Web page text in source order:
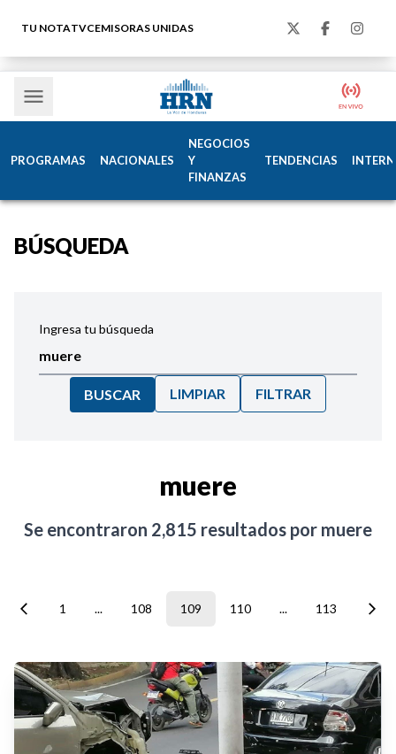
TU NOTATVCEMISORAS UNIDAS
PROGRAMAS NACIONALES
NEGOCIOS
Y
FINANZAS
TENDENCIAS
BÚSQUEDA
Ingresa tu búsqueda
BUSCAR LIMPIAR FILTRAR
muere
Se encontraron 2,815 resultados por muere
1 ... 108 109 110 ... 113